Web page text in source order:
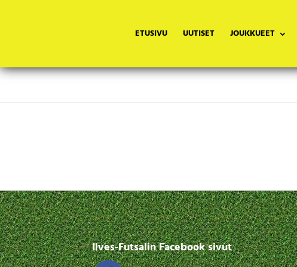
ETUSIVU UUTISET JOUKKUEET
Ilves-Futsalin Facebook sivut